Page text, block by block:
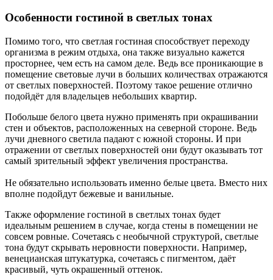
Особенности гостиной в светлых тонах
Помимо того, что светлая гостиная способствует переходу
организма в режим отдыха, она также визуально кажется
просторнее, чем есть на самом деле. Ведь все проникающие в
помещение световые лучи в больших количествах отражаются
от светлых поверхностей. Поэтому такое решение отлично
подойдёт для владельцев небольших квартир.
Побольше белого цвета нужно применять при окрашивании
стен и объектов, расположенных на северной стороне. Ведь
лучи дневного светила падают с южной стороны. И при
отражении от светлых поверхностей они будут оказывать тот
самый зрительный эффект увеличения пространства.
Не обязательно использовать именно белые цвета. Вместо них
вполне подойдут бежевые и ванильные.
Также оформление гостиной в светлых тонах будет
идеальным решением в случае, когда стены в помещении не
совсем ровные. Сочетаясь с необычной структурой, светлые
тона будут скрывать неровности поверхности. Например,
венецианская штукатурка, сочетаясь с пигментом, даёт
красивый, чуть окрашенный оттенок.